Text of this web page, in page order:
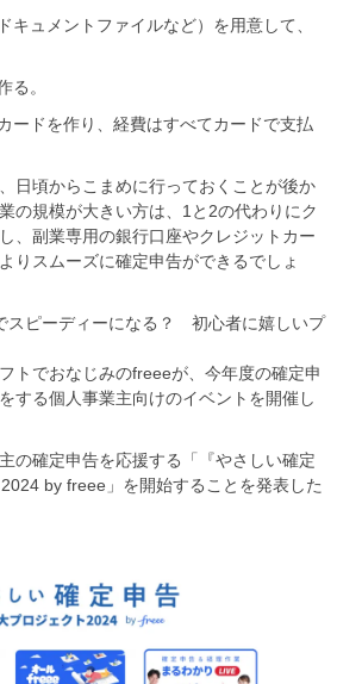
キュメントファイルなど）を用意して、
る。
ードを作り、経費はすべてカードで支払
日頃からこまめに行っておくことが後か
の規模が大きい方は、1と2の代わりにク
、副業専用の銀行口座やクレジットカー
りスムーズに確定申告ができるでしょ
スピーディーになる？ 初心者に嬉しいプ
トでおなじみのfreeeが、今年度の確定申
する個人事業主向けのイベントを開催し
の確定申告を応援する「『やさしい確定
by freee」を開始することを発表した